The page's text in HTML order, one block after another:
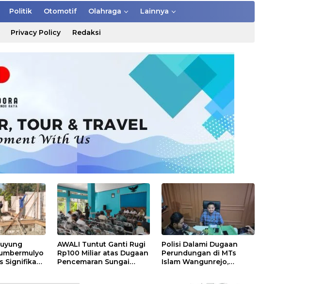
Politik Otomotif Olahraga Lainnya
Privacy Policy Redaksi
Signifikan,
AWALI Tuntut Ganti Rugi
Rp100 Miliar atas Dugaan
Pencemaran Sungai
Polisi Dalami Dugaan
Perundungan di MTs
Islam Wangunrejo,